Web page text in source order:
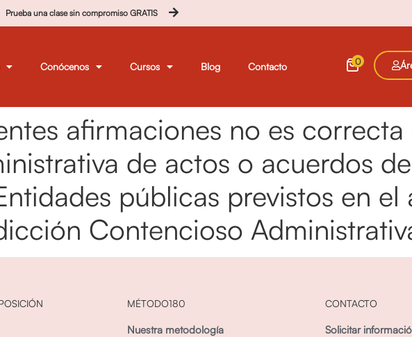
Prueba una clase sin compromiso GRATIS
Conócenos Cursos Blog Contacto 0
afirmaciones no es
de actos o acuerdos de
públicas previstos en el
Contencioso
MÉTODO180
Nuestra metodología
CONTACTO
Solicitar